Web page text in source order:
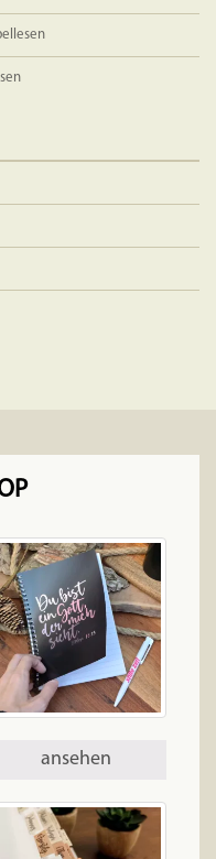
ansehen